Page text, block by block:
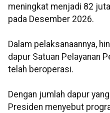
meningkat menjadi 82
pada Desember 2026.
Dalam pelaksanaannya,
dapur Satuan Pelayanan
telah beroperasi.
Dengan jumlah dapur
Presiden menyebut